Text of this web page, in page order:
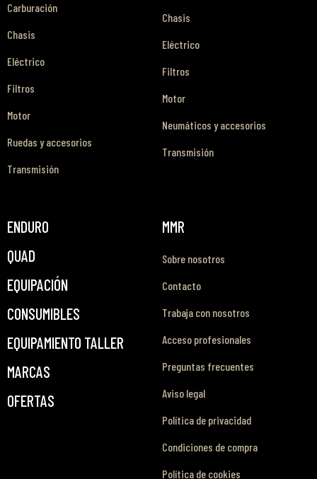
Carburación
Chasis
Eléctrico
Filtros
Motor
Ruedas y accesorios
Transmisión
Chasis
Eléctrico
Filtros
Motor
Neumáticos y accesorios
Transmisión
ENDURO
QUAD
EQUIPACIÓN
CONSUMIBLES
EQUIPAMIENTO TALLER
MARCAS
OFERTAS
MMR
Sobre nosotros
Contacto
Trabaja con nosotros
Acceso profesionales
Preguntas frecuentes
Aviso legal
Política de privacidad
Condiciones de compra
Política de cookies